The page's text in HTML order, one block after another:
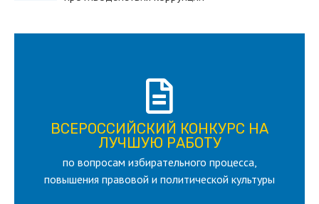
ВСЕРОССИЙСКИЙ КОНКУРС НА
ЛУЧШУЮ РАБОТУ
по вопросам избирательного процесса,
повышения правовой и политической культуры
ВСЕРОССИЙСКИЙ КОНКУРС НА
ЛУЧШУЮ РАБОТУ
для лица старше 18 и моложе 35 лет
ПОДРОБНЕЕ